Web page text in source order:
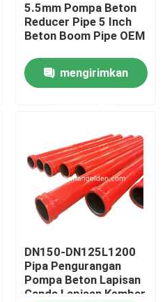
5.5mm Pompa Beton
Reducer Pipe 5 Inch
Beton Boom Pipe OEM
mengirimkan
DN150-DN125L1200
Pipa Pengurangan
Pompa Beton Lapisan
Ganda Lapisan Kembar